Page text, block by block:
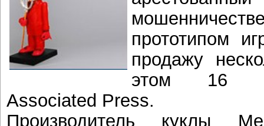
прототипом
продажу
этом 16
Associated Press.
Производитель куклы